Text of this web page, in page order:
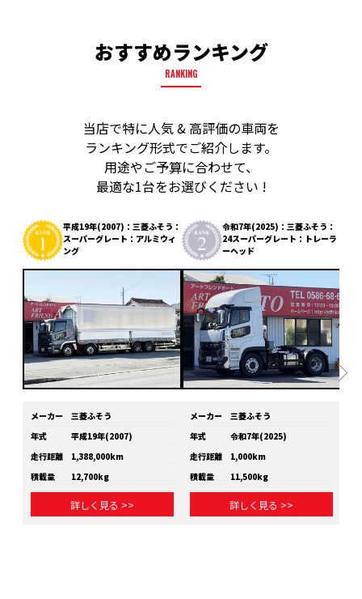
おすすめランキング
RANKING
当店で特に人気 & 高評価の車両を
ランキング形式でご紹介します。
用途やご予算に合わせて、
最適な1台をお選びください !
平成19年(2007)：三菱ふそう：
スーパーグレート：アルミウィ
ング
メーカー
三菱ふそう
年式
平成19年(2007)
走行距離
1,388,000km
積載量
12,700kg
詳しく見る >>
令和7年(2025)：三菱ふそう：
24スーパーグレート：トレーラ
ーヘッド
メーカー
三菱ふそう
年式
令和7年(2025)
走行距離
1,000km
積載量
11,500kg
詳しく見る >>